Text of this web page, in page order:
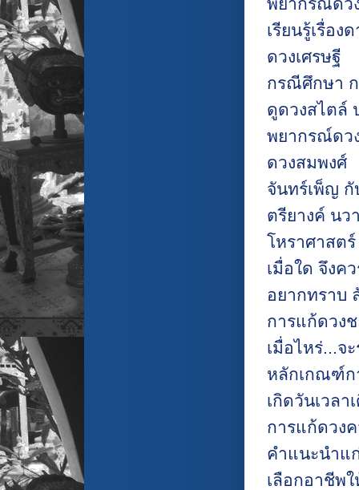
เรียนรู้เรื่อง
ดวงเศรษฐี
กรณีศึกษา
ดูดวงสไตล์
พยากรณ์ดว
ดวงสมพงศ์
จันทร์เพ็ญ
ตรียางค์ นว
โหราศาสต
เมื่อใด จึงค
อยากทราบ
การแก้ดวง
เมื่อไหร่...จ
หลักเกณฑ์ก
เกิดวันเวล
การแก้ดวง
คำแนะนำแ
เลือกอาชีพ